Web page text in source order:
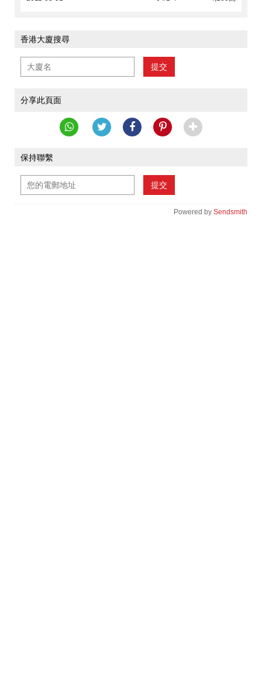
香港大廈搜尋
提交
分享此頁面
保持聯繫
提交
Powered by Sendsmith